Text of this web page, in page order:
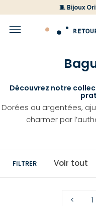
🧵 Bijoux
Découvrez notre
Dorées ou argentées,
charmer par
FILTRER Voir tout
< 1